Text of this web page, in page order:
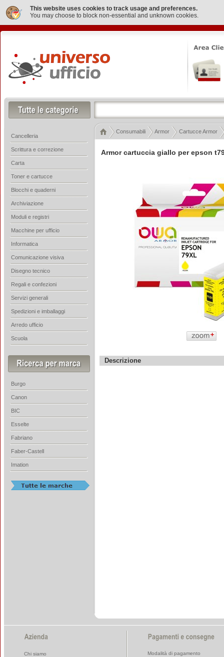
This website uses cookies to track usage and preferences.
You may choose to block non-essential and unknown cookies.
Armor cartuccia giallo per epson
Descrizione
Consumabili Armor Cartucce Armor
Cancelleria
Scrittura e correzione
Carta
Toner e cartucce
Blocchi e quaderni
Archiviazione
Moduli e registri
Macchine per ufficio
Informatica
Comunicazione visiva
Disegno tecnico
Regali e confezioni
Servizi generali
Spedizioni e imballaggi
Arredo ufficio
Scuola
Burgo
Canon
BIC
Esselte
Fabriano
Faber-Castell
Imation
Chi siamo
Modalità di pagamento